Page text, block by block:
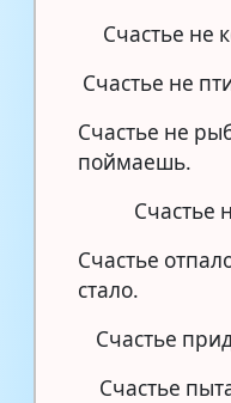
Счастье не
Счастье не
Счастье не
поймаешь.
Счастье
Счастье
стало.
Счастье
Счастье